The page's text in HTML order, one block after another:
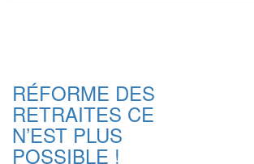
RÉFORME DES
RETRAITES CE
N’EST PLUS
POSSIBLE !